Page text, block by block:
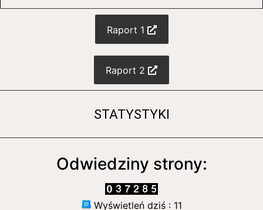
Raport 1
Raport 2
STATYSTYKI
Odwiedziny strony:
Wyświetleń dziś : 11